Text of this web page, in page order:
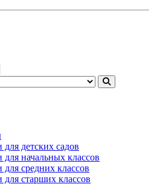
детских садов
начальных классов
средних классов
старших классов